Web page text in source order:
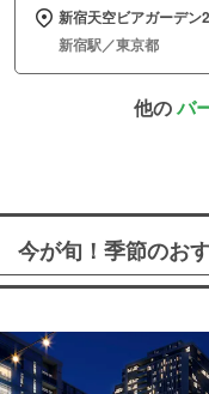
新宿天空ビアガーデン
新宿駅／東京都
他のバ
今が旬！季節のお